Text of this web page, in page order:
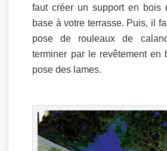
faut créer un support en bois
base à votre terrasse. Puis, il
pose de rouleaux de
terminer par le revêtement en
pose des lames.